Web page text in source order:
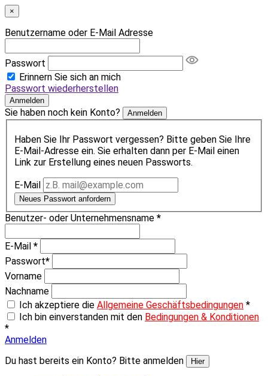
×
Benutzername oder E-Mail Adresse
Passwort
Erinnern Sie sich an mich
Passwort wiederherstellen
Anmelden
Sie haben noch kein Konto? Anmelden
Haben Sie Ihr Passwort vergessen? Bitte geben Sie Ihre
E-Mail-Adresse ein. Sie erhalten dann per E-Mail einen
Link zur Erstellung eines neuen Passworts.
E-Mail
Neues Passwort anfordern
Benutzer- oder Unternehmensname *
E-Mail *
Passwort*
Vorname
Nachname
Ich akzeptiere die Allgemeine Geschäftsbedingungen *
Ich bin einverstanden mit den Bedingungen & Konditionen
*
Anmelden
Du hast bereits ein Konto? Bitte anmelden
Hier